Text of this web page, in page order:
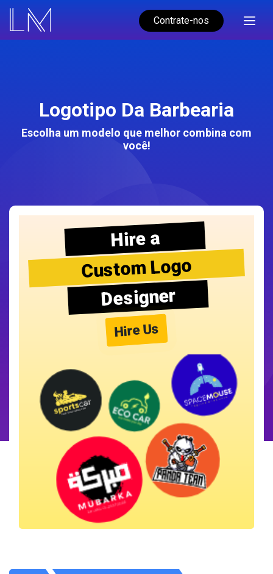
Contrate-nos
Logotipo Da Barbearia
Escolha um modelo que melhor combina com
você!
Hire a
Custom Logo
Designer
Hire Us